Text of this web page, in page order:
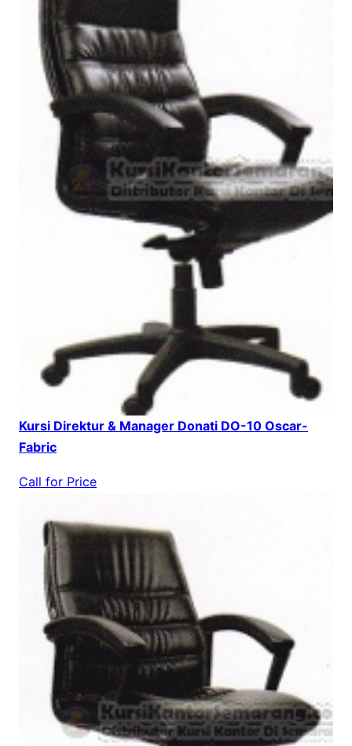
Kursi Direktur & Manager Donati DO-10 Oscar-
Fabric
Call for Price